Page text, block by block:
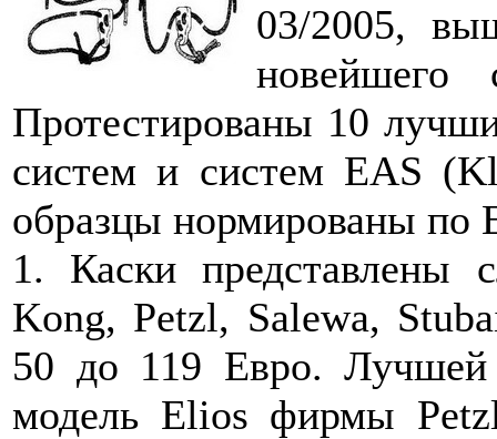
03/2005,
новейшего
Протестированы 10
систем и систем EAS
образцы нормированы по
1. Каски
Kong, Petzl, Salewa,
50 до 119 Евро. Лучшей
модель Elios фирмы